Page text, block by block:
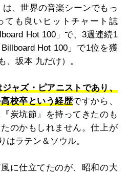
、世界の音楽シーンでもっ
ても良いヒットチャート誌
Hot 100」で、3週連続1
Hot 100」で1位を獲
、坂本 九だけ）。
ャズ・ピアニストであり、
校卒という経歴ですから、
炭坑節』を持ってきたのも
のかもしれません。仕上が
はラテン＆ソウル。
に仕立てたのが、昭和の大